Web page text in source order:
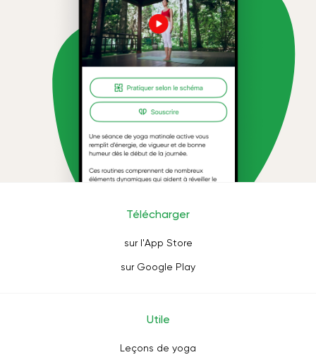
Télécharger
sur l'App Store
sur Google Play
Utile
Leçons de yoga